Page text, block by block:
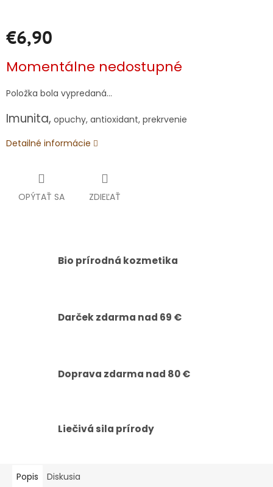
€6,90
cena:
Momentálne nedostupné
Položka bola vypredaná…
Imunita, opuchy, antioxidant, prekrvenie
Detailné informácie
OPÝTAŤ SA ZDIEĽAŤ
Bio prírodná kozmetika
Darček zdarma nad 69 €
Doprava zdarma nad 80 €
Liečivá sila prírody
Popis Diskusia